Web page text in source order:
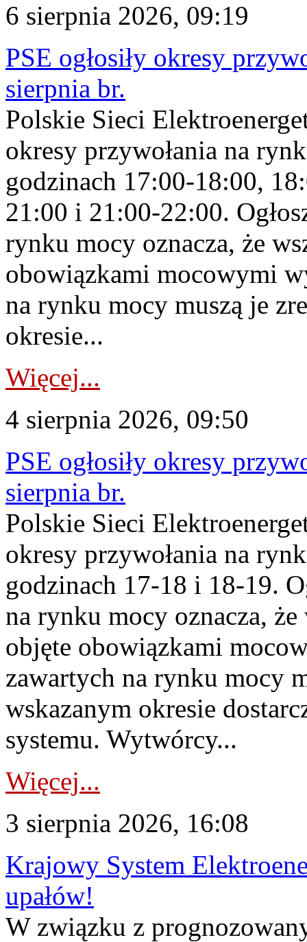
6 sierpnia 2026, 09:19
PSE ogłosiły okresy
sierpnia br.
Polskie Sieci
okresy przywołania na
godzinach 17:00-18:00,
21:00 i 21:00-22:00.
rynku mocy oznacza, że
obowiązkami mocowymi
na rynku mocy muszą je
okresie...
Więcej...
4 sierpnia 2026, 09:50
PSE ogłosiły okresy
sierpnia br.
Polskie Sieci
okresy przywołania na
godzinach 17-18 i 18-19.
na rynku mocy oznacza,
objęte obowiązkami
zawartych na rynku mocy
wskazanym okresie
systemu. Wytwórcy...
Więcej...
3 sierpnia 2026, 16:08
Krajowy System
upałów!
W związku z